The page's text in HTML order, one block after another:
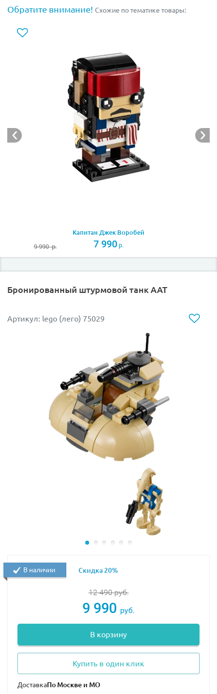
В комплект входит демонстрационная панель,
размером
индивидуальный серийный номер персонажа и
При желании можно создать целую коллекцию
персонажей из Лего Фильма, объединив Бэтмена с
(Лего 41586),Робином(Лего 41587) и
(Лего 41588).
Следует отметить, что стандартная конструкция всех
фигурок BrickHeadz, состоящая из массивного торса и
огромной головы, позволяет неоднократно
переделывать героев, создавая собственных
фантастических персонажей с уникальными
Обратите внимание! Схожие по тематике товары:
Капитан Джек Воробей
9 990р. 7 990р.
Бронированный штурмовой танк AAT
Артикул: lego (лего) 75029
12 490руб.
9 990 руб.
В корзину
Купить в один клик
Доставка
В наличии Скидка 20%